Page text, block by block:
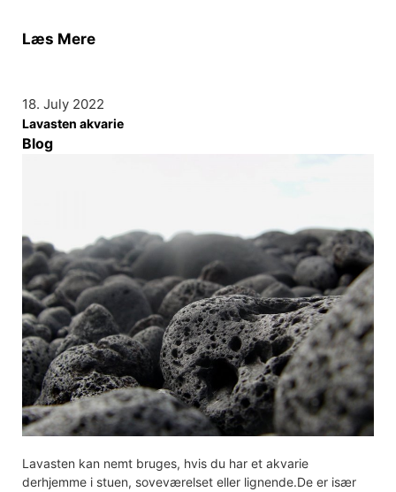
Læs Mere
18. July 2022
Lavasten akvarie
Blog
Lavasten kan nemt bruges, hvis du har et akvarie
derhjemme i stuen, soveværelset eller lignende.De er især